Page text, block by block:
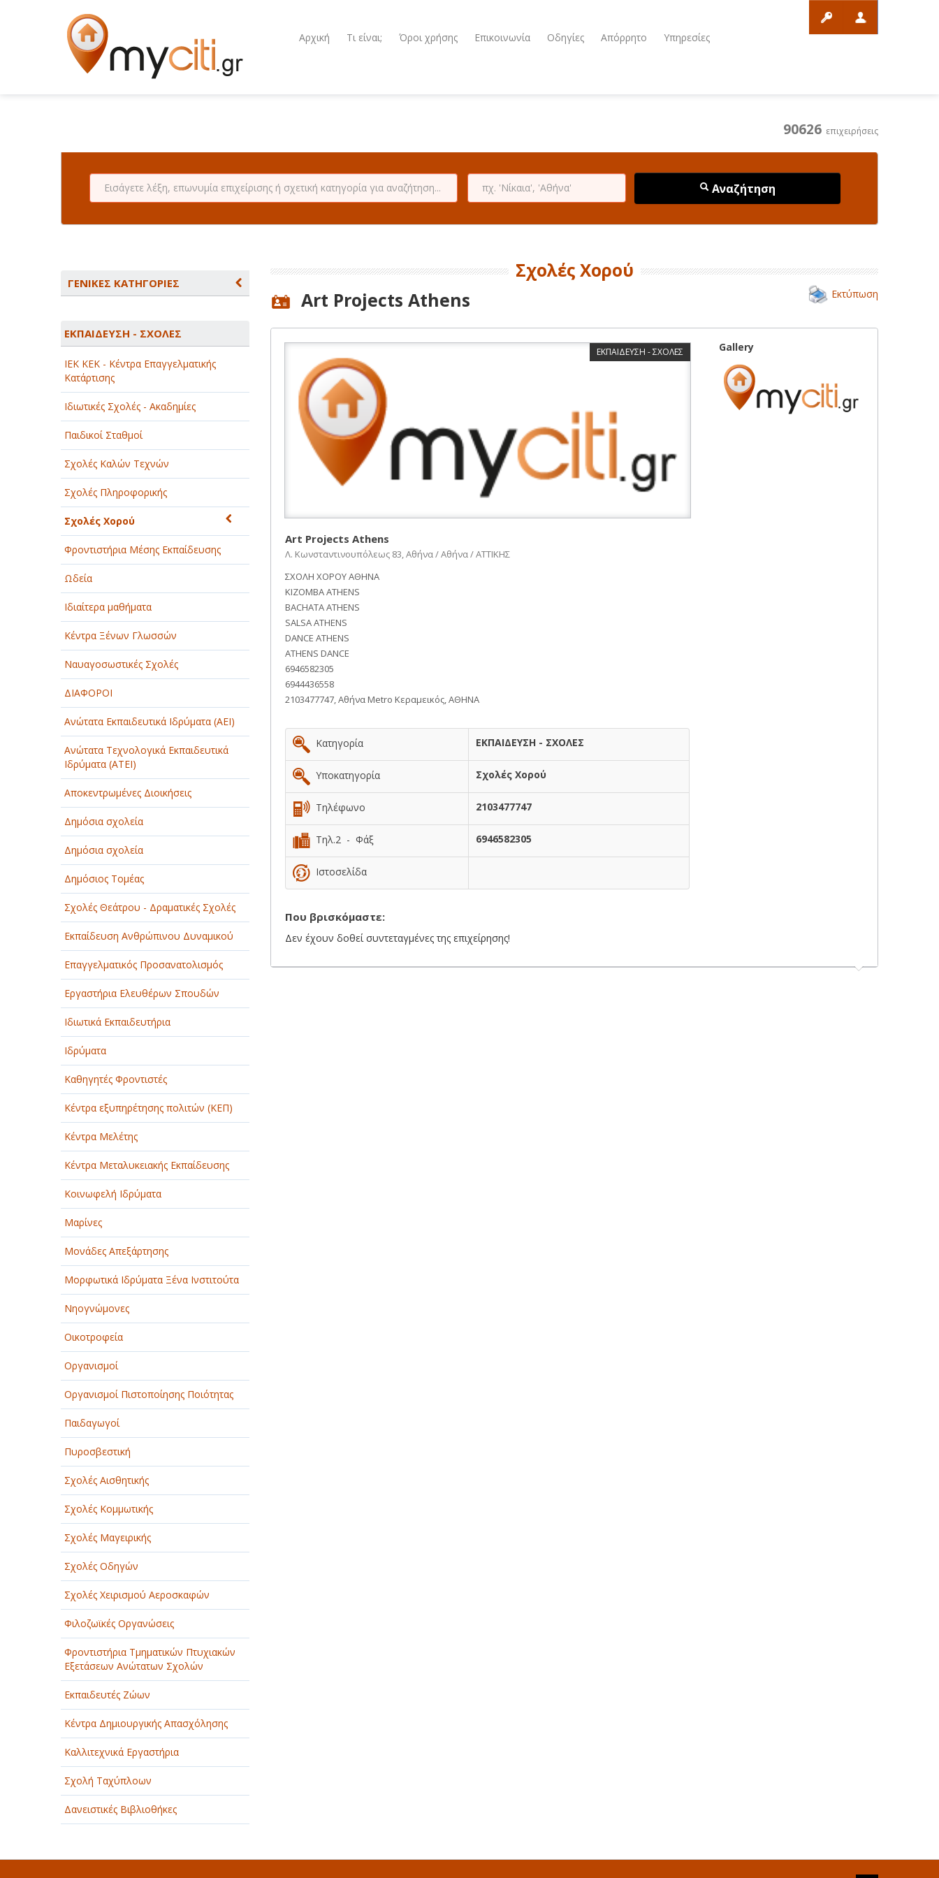
Αρχική Τι είναι; Όροι χρήσης Επικοινωνία Οδηγίες Απόρρητο Υπηρεσίες
90626 επιχειρήσεις
Αναζήτηση
ΓΕΝΙΚΕΣ ΚΑΤΗΓΟΡΙΕΣ
ΑΘΛΗΤΙΣΜΟΣ
ΑΥΤΟΚΙΝΗΤΑ - ΜΗΧΑΝΕΣ - ΣΚΑΦΗ
ΔΙΑΣΚΕΔΑΣΗ - ΨΥΧΑΓΩΓΙΑ - ΤΕΧΝΕΣ
ΔΙΑΦΗΜΙΣΗ - ΜΜΕ
ΕΚΚΛΗΣΙΕΣ - ΦΙΛΑΝΘΡΩΠΙΚΑ
ΣΩΜΑΤΕΙΑ
ΕΚΠΑΙΔΕΥΣΗ - ΣΧΟΛΕΣ
ΕΜΠΟΡΙΟ - ΕΜΠΟΡΙΚΑ ΚΑΤΑΣΤΗΜΑΤΑ
ΕΡΓΟΣΤΑΣΙΑ - ΒΙΟΜΗΧΑΝΙΕΣ
ΞΕΝΟΔΟΧΕΙΑ - ΤΟΥΡΙΣΜΟΣ
ΟΜΟΡΦΙΑ
ΠΑΡΟΧΗ ΥΠΗΡΕΣΙΩΝ
ΤΕΧΝΙΚΑ - ΚΑΤΑΣΚΕΥΑΣΤΙΚΑ
ΤΕΧΝΟΛΟΓΙΑ
ΥΓΕΙΑ - ΙΑΤΡΟΙ
ΦΑΓΗΤΟ
ΕΚΠΑΙΔΕΥΣΗ - ΣΧΟΛΕΣ
ΙEK KEK - Κέντρα Επαγγελματικής
Κατάρτισης
Ιδιωτικές Σχολές - Ακαδημίες
Παιδικοί Σταθμοί
Σχολές Καλών Τεχνών
Σχολές Πληροφορικής
Σχολές Χορού
Φροντιστήρια Μέσης Εκπαίδευσης
Ωδεία
Ιδιαίτερα μαθήματα
Κέντρα Ξένων Γλωσσών
Ναυαγοσωστικές Σχολές
ΔΙΑΦΟΡΟΙ
Ανώτατα Εκπαιδευτικά Ιδρύματα (ΑΕΙ)
Ανώτατα Τεχνολογικά Εκπαιδευτικά
Ιδρύματα (ΑΤΕΙ)
Αποκεντρωμένες Διοικήσεις
Δημόσια σχολεία
Δημόσια σχολεία
Δημόσιος Τομέας
Σχολές Θεάτρου - Δραματικές Σχολές
Εκπαίδευση Ανθρώπινου Δυναμικού
Επαγγελματικός Προσανατολισμός
Εργαστήρια Ελευθέρων Σπουδών
Ιδιωτικά Εκπαιδευτήρια
Ιδρύματα
Καθηγητές Φροντιστές
Κέντρα εξυπηρέτησης πολιτών (ΚΕΠ)
Κέντρα Μελέτης
Κέντρα Μεταλυκειακής Εκπαίδευσης
Κοινωφελή Ιδρύματα
Μαρίνες
Μονάδες Απεξάρτησης
Μορφωτικά Ιδρύματα Ξένα Ινστιτούτα
Νηογνώμονες
Οικοτροφεία
Οργανισμοί
Οργανισμοί Πιστοποίησης Ποιότητας
Παιδαγωγοί
Πυροσβεστική
Σχολές Αισθητικής
Σχολές Κομμωτικής
Σχολές Μαγειρικής
Σχολές Οδηγών
Σχολές Χειρισμού Αεροσκαφών
Φιλοζωϊκές Οργανώσεις
Φροντιστήρια Τμηματικών Πτυχιακών
Εξετάσεων Ανώτατων Σχολών
Εκπαιδευτές Ζώων
Κέντρα Δημιουργικής Απασχόλησης
Καλλιτεχνικά Εργαστήρια
Σχολή Ταχύπλοων
Δανειστικές Βιβλιοθήκες
Σχολές Χορού
Art Projects Athens Εκτύπωση
ΕΚΠΑΙΔΕΥΣΗ - ΣΧΟΛΕΣ
Art Projects Athens
Λ. Κωνσταντινουπόλεως 83, Αθήνα / Αθήνα / ΑΤΤΙΚΗΣ
ΣΧΟΛΗ ΧΟΡΟΥ ΑΘΗΝΑ
KIZOMBA ATHENS
BACHATA ATHENS
SALSA ATHENS
DANCE ATHENS
ATHENS DANCE
6946582305
6944436558
2103477747, Αθήνα Metro Κεραμεικός, ΑΘΗΝΑ
Κατηγορία ΕΚΠΑΙΔΕΥΣΗ - ΣΧΟΛΕΣ
Υποκατηγορία Σχολές Χορού
Τηλέφωνο 2103477747
Τηλ.2 - Φάξ 6946582305
Ιστοσελίδα
Που βρισκόμαστε:
Δεν έχουν δοθεί συντεταγμένες της επιχείρησης!
Gallery